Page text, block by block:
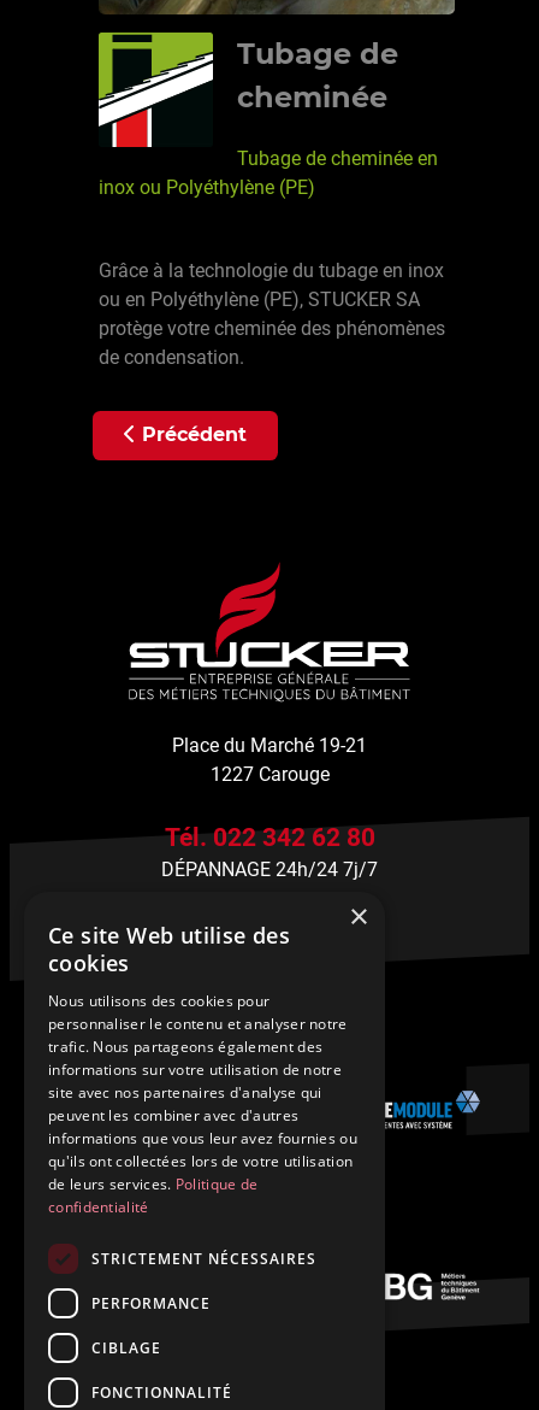
Tubage de
cheminée
Tubage de cheminée en
inox ou Polyéthylène (PE)
Grâce à la technologie du tubage en inox
ou en Polyéthylène (PE), STUCKER SA
protège votre cheminée des phénomènes
de condensation.
Article précédent : Service : Surveillance
Précédent
Place du Marché 19-21
1227 Carouge
Tél. 022 342 62 80
DÉPANNAGE 24h/24 7j/7
stucker@stucker-sa.ch
×
Ce site Web utilise des
cookies
Nous utilisons des cookies pour
personnaliser le contenu et analyser notre
trafic. Nous partageons également des
informations sur votre utilisation de notre
site avec nos partenaires d'analyse qui
peuvent les combiner avec d'autres
informations que vous leur avez fournies ou
qu'ils ont collectées lors de votre utilisation
de leurs services. Politique de
confidentialité
STRICTEMENT NÉCESSAIRES
PERFORMANCE
CIBLAGE
FONCTIONNALITÉ